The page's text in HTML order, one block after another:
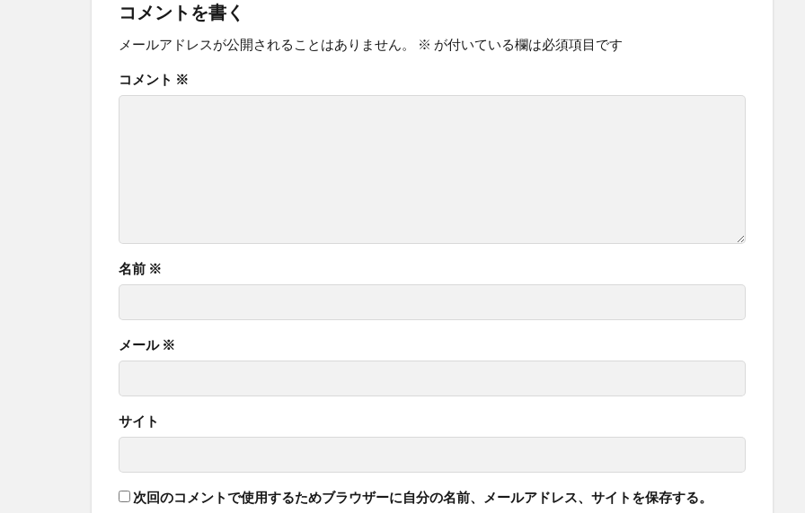
コメントを書く
メールアドレスが公開されることはありません。 ※ が付いている欄は必須項目です
コメント ※
名前 ※
メール ※
サイト
次回のコメントで使用するためブラウザーに自分の名前、メールアドレス、サイトを保存する。